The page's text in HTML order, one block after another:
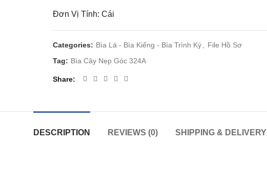
Đơn Vị Tính: Cái
Categories: Bìa Lá - Bìa Kiếng - Bìa Trình Ký
File Hồ Sơ
Tag: Bìa Cây Nẹp Góc 324A
Share
DESCRIPTION REVIEWS (0) SHIPPING & DELIVERY